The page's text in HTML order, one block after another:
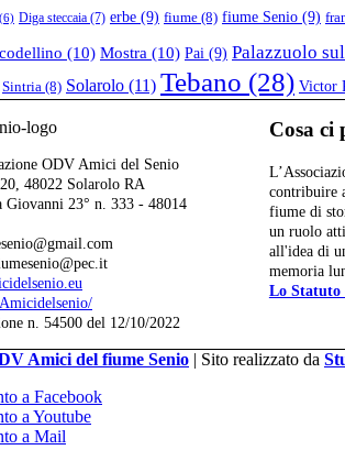
(6) Diga steccaia (7) erbe (9) fiume (8) fiume Senio (9)
(10) Mostra (10) Pai (9) Palazzuolo
Sintria (8) Solarolo (11) Tebano (28) Victor
ODV Amici del Senio
48022 Solarolo RA
Giovanni 23° n. 333 - 48014
Amicidelsenio/
n. 54500 del 12/10/2022
Cosa ci
contribuire
fiume di
un ruolo
all'idea di
memoria
Lo Statuto
Amici del fiume Senio | Sito realizzato da
a Facebook
a Youtube
a Mail